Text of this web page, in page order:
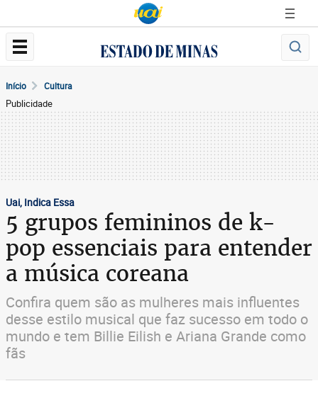
Início Cultura
Publicidade
Uai, Indica Essa
5 grupos femininos de k-
pop essenciais para entender
a música coreana
Confira quem são as mulheres mais influentes
desse estilo musical que faz sucesso em todo o
mundo e tem Billie Eilish e Ariana Grande como
fãs